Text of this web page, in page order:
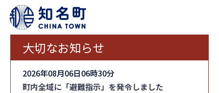
大切なお知らせ
2026年08月06日06時30分
町内全域に「避難指示」を発令しました